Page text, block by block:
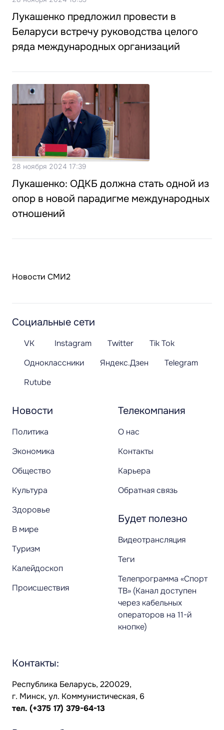
Лукашенко предложил провести в
Беларуси встречу руководства целого
ряда международных организаций
28 ноября 2024 17:39
Лукашенко: ОДКБ должна стать одной из
опор в новой парадигме международных
отношений
Новости СМИ2
Новости
Политика
Экономика
Общество
Культура
Здоровье
В мире
Туризм
Калейдоскоп
Происшествия
Телекомпания
О нас
Контакты
Карьера
Обратная связь
Будет полезно
Видеотрансляция
Теги
Телепрограмма «Спорт
ТВ» (Канал доступен
через кабельных
операторов на 11-й
кнопке)
Социальные сети
VK Instagram Twitter
Tik Tok
Одноклассники
Яндекс.Дзен
Telegram
Rutube
Контакты:
Республика Беларусь, 220029,
г. Минск, ул. Коммунистическая, 6
тел. (+375 17) 379-64-13